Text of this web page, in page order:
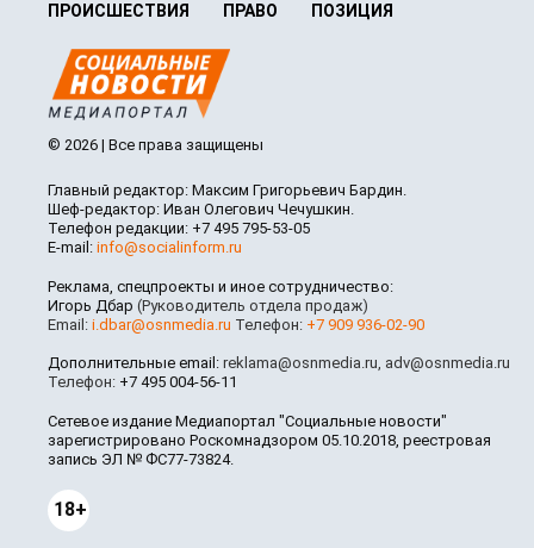
ПРОИСШЕСТВИЯ
ПРАВО ПОЗИЦИЯ
© 2026 | Все права защищены
Главный редактор: Максим Григорьевич Бардин.
Шеф-редактор: Иван Олегович Чечушкин.
Телефон редакции: +7 495 795-53-05
E-mail: info@socialinform.ru
Реклама, спецпроекты и иное сотрудничество:
Игорь Дбар (Руководитель отдела продаж)
Email: i.dbar@osnmedia.ru Телефон: +7 909 936-02-90
Дополнительные email: reklama@osnmedia.ru, adv@osnmedia.ru
Телефон: +7 495 004-56-11
Сетевое издание Медиапортал "Социальные новости"
зарегистрировано Роскомнадзором 05.10.2018, реестровая
запись ЭЛ № ФС77-73824.
18+